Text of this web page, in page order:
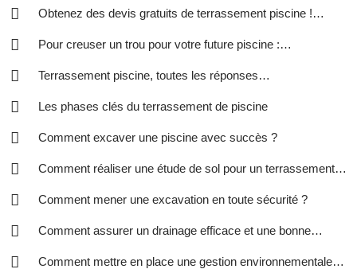
Obtenez des devis gratuits de terrassement piscine !
Pour creuser un trou pour votre future piscine :
Terrassement piscine, toutes les réponses…
Les phases clés du terrassement de piscine
Comment excaver une piscine avec succès ?
Comment réaliser une étude de sol pour un terrassement
Comment mener une excavation en toute sécurité ?
Comment assurer un drainage efficace et une bonne
Comment mettre en place une gestion environnementale